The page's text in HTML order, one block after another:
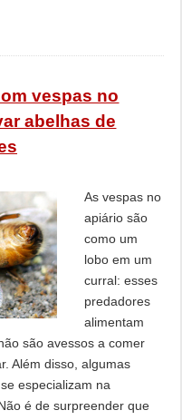
vespas no
abelhas de
As vespas no
apiário são
como um
lobo em um
curral: esses
predadores
alimentam
são avessos a comer
Além disso, algumas
especializam na
é de surpreender que